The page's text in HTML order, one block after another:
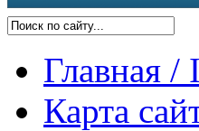
Главная /
Карта